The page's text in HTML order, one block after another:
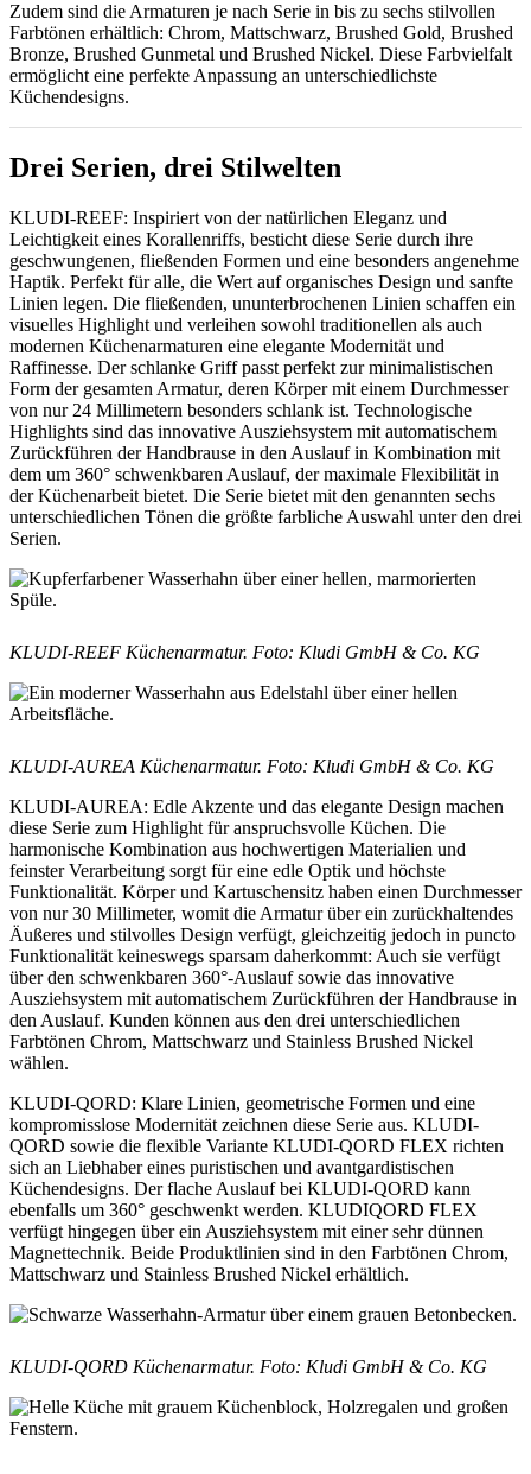
Zudem sind die Armaturen je nach Serie in bis zu sechs stilvollen
Farbtönen erhältlich: Chrom, Mattschwarz, Brushed Gold, Brushed
Bronze, Brushed Gunmetal und Brushed Nickel. Diese Farbvielfalt
ermöglicht eine perfekte Anpassung an unterschiedlichste
Küchendesigns.
Drei Serien, drei Stilwelten
KLUDI-REEF: Inspiriert von der natürlichen Eleganz und
Leichtigkeit eines Korallenriffs, besticht diese Serie durch ihre
geschwungenen, fließenden Formen und eine besonders angenehme
Haptik. Perfekt für alle, die Wert auf organisches Design und sanfte
Linien legen. Die fließenden, ununterbrochenen Linien schaffen ein
visuelles Highlight und verleihen sowohl traditionellen als auch
modernen Küchenarmaturen eine elegante Modernität und
Raffinesse. Der schlanke Griff passt perfekt zur minimalistischen
Form der gesamten Armatur, deren Körper mit einem Durchmesser
von nur 24 Millimetern besonders schlank ist. Technologische
Highlights sind das innovative Ausziehsystem mit automatischem
Zurückführen der Handbrause in den Auslauf in Kombination mit
dem um 360° schwenkbaren Auslauf, der maximale Flexibilität in
der Küchenarbeit bietet. Die Serie bietet mit den genannten sechs
unterschiedlichen Tönen die größte farbliche Auswahl unter den drei
Serien.
KLUDI-REEF Küchenarmatur. Foto: Kludi GmbH & Co. KG
KLUDI-AUREA Küchenarmatur. Foto: Kludi GmbH & Co. KG
KLUDI-AUREA: Edle Akzente und das elegante Design machen
diese Serie zum Highlight für anspruchsvolle Küchen. Die
harmonische Kombination aus hochwertigen Materialien und
feinster Verarbeitung sorgt für eine edle Optik und höchste
Funktionalität. Körper und Kartuschensitz haben einen Durchmesser
von nur 30 Millimeter, womit die Armatur über ein zurückhaltendes
Äußeres und stilvolles Design verfügt, gleichzeitig jedoch in puncto
Funktionalität keineswegs sparsam daherkommt: Auch sie verfügt
über den schwenkbaren 360°-Auslauf sowie das innovative
Ausziehsystem mit automatischem Zurückführen der Handbrause in
den Auslauf. Kunden können aus den drei unterschiedlichen
Farbtönen Chrom, Mattschwarz und Stainless Brushed Nickel
wählen.
KLUDI-QORD: Klare Linien, geometrische Formen und eine
kompromisslose Modernität zeichnen diese Serie aus. KLUDI-
QORD sowie die flexible Variante KLUDI-QORD FLEX richten
sich an Liebhaber eines puristischen und avantgardistischen
Küchendesigns. Der flache Auslauf bei KLUDI-QORD kann
ebenfalls um 360° geschwenkt werden. KLUDIQORD FLEX
verfügt hingegen über ein Ausziehsystem mit einer sehr dünnen
Magnettechnik. Beide Produktlinien sind in den Farbtönen Chrom,
Mattschwarz und Stainless Brushed Nickel erhältlich.
KLUDI-QORD Küchenarmatur. Foto: Kludi GmbH & Co. KG